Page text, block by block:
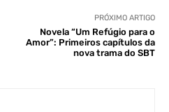
PRÓXIMO ARTIGO
Novela “Um Refúgio para o
Amor”: Primeiros capítulos da
nova trama do SBT